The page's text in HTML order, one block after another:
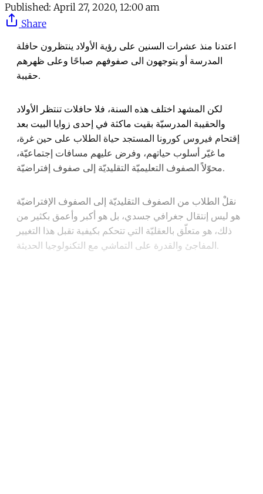
Published: April 27, 2020, 12:00 am
Share
اعتدنا منذ عشرات السنين على رؤية الأولاد ينتظرون حافلة
المدرسة أو يتوجهون الى صفوفهم صباحًا وعلى ظهرهم
حقيبة.
لكن المشهد اختلف هذه السنة، فلا حافلات تنتظر الأولاد
والحقيبة المدرسيّة بقيت ماكثة في إحدى زوايا البيت بعد
إقتحام فيروس كورونا المستجد حياة الطلاب على حين غرة،
ما غيّر أسلوب حياتهم، وفرض عليهم مسافات إجتماعيّة،
محوّلاً الصفوف التعليميّة التقليديّة إلى صفوف إفتراضيّة.
نقلْ الطلاب من الصفوف التقليديّة إلى الصفوف الإفتراضيّة
هو ليس إنتقال جغرافي جسدي، بل هو أكبر وأعمق بكثير من
ذلك، هو متعلّق بالعقليّة التي تتحكم بكيفية تقبل هذا التغيير
المفاجئ والقدرة على التماشي مع التكنولوجيا الحديثة.